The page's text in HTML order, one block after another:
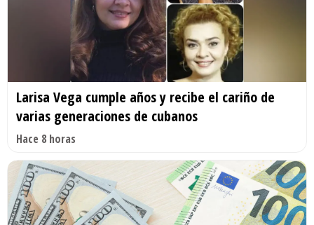
Larisa Vega cumple años y recibe el cariño de
varias generaciones de cubanos
Hace 8 horas